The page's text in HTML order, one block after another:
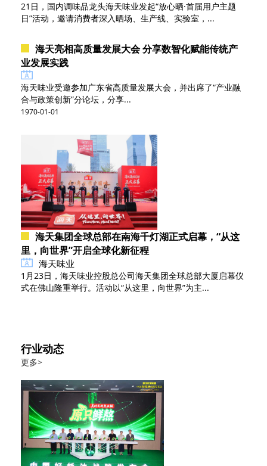
21日，国内调味品龙头海天味业发起“放心晒·首届用户主题
日”活动，邀请消费者深入晒场、生产线、实验室，...
海天亮相高质量发展大会 分享数智化赋能传统产
业发展实践
海天味业受邀参加广东省高质量发展大会，并出席了“产业融
合与政策创新”分论坛，分享...
1970-01-01
海天集团全球总部在南海千灯湖正式启幕，“从这
里，向世界”开启全球化新征程
海天味业
1月23日，海天味业控股总公司海天集团全球总部大厦启幕仪
式在佛山隆重举行。活动以“从这里，向世界”为主...
行业动态
更多>